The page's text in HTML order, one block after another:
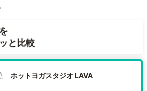
と比較
ホットヨガスタジオ LAVA